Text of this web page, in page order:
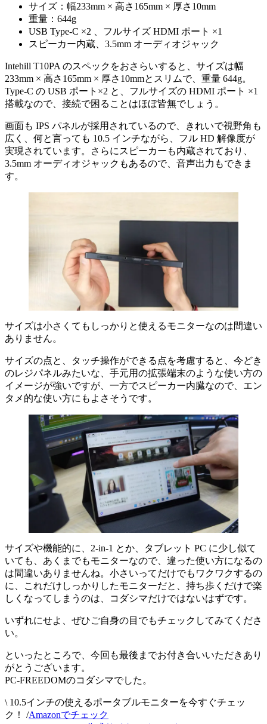
サイズ：幅233mm × 高さ165mm × 厚さ10mm
重量：644g
USB Type-C ×2 、フルサイズ HDMI ポート ×1
スピーカー内蔵、3.5mm オーディオジャック
Intehill T10PA のスペックをおさらいすると、サイズは幅
233mm × 高さ165mm × 厚さ10mmとスリムで、重量 644g。
Type-C の USB ポート×2 と、フルサイズの HDMI ポート ×1
搭載なので、接続で困ることはほぼ皆無でしょう。
画面も IPS パネルが採用されているので、きれいで視野角も
広く、何と言っても 10.5 インチながら、フル HD 解像度が
実現されています。さらにスピーカーも内蔵されており、
3.5mm オーディオジャックもあるので、音声出力もできま
す。
サイズは小さくてもしっかりと使えるモニターなのは間違い
ありません。
サイズの点と、タッチ操作ができる点を考慮すると、今どき
のレジパネルみたいな、手元用の拡張端末のような使い方の
イメージが強いですが、一方でスピーカー内臓なので、エン
タメ的な使い方にもよさそうです。
サイズや機能的に、2-in-1 とか、タブレット PC に少し似て
いても、あくまでもモニターなので、違った使い方になるの
は間違いありませんね。小さいってだけでもワクワクするの
に、これだけしっかりしたモニターだと、持ち歩くだけで楽
しくなってしまうのは、コダシマだけではないはずです。
いずれにせよ、ぜひご自身の目でもチェックしてみてくださ
い。
といったところで、今回も最後までお付き合いいただきあり
がとうございます。
PC-FREEDOMのコダシマでした。
\ 10.5インチの使えるポータブルモニターを今すぐチェッ
ク！ /Amazonでチェック